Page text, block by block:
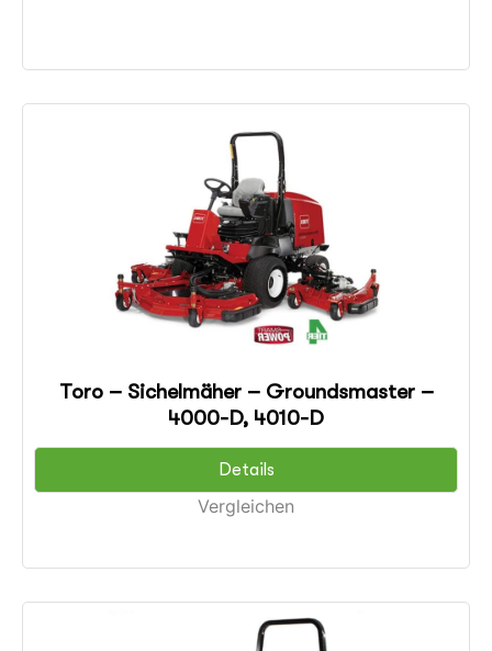
Toro – Sichelmäher – Groundsmaster –
4000-D, 4010-D
Details
Vergleichen